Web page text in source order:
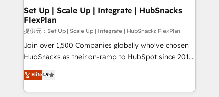
Award 🏆2020 Elite Solutions Partner 🏆2019
Integrations HubSpot Impact Award 🏆2019
Marketing Enablement HubSpot Impact Award 🏆
2018 Website Design HubSpot Impact Award 🏆2017
Website Design HubSpot Impact Award 🏆2016
Sales Enablement HubSpot Impact Award 🏆2015
Growth-Driven Design Agency of the Year 🏆2015
Set Up | Scale Up | Integrate | HubSnacks
FlexPlan
提供元：Set Up | Scale Up | Integrate | HubSnacks FlexPlan
Join over 1,500 Companies globally who've chosen
HubSnacks as their on-ramp to HubSpot since 2014
Simple pay-as-you-go plans that accelerate value...
1️⃣ Set Up | Onboarding New or Check-fixing existing
HubSpot portals 2️⃣ Scale Up | 100% HubSpot Task
Elite4.9